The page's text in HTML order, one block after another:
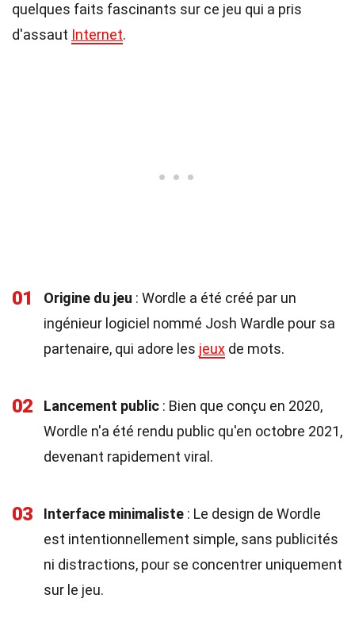
quelques faits fascinants sur ce jeu qui a pris
d'assaut Internet.
01 Origine du jeu : Wordle a été créé par un
ingénieur logiciel nommé Josh Wardle pour sa
partenaire, qui adore les jeux de mots.
02 Lancement public : Bien que conçu en 2020,
Wordle n'a été rendu public qu'en octobre 2021,
devenant rapidement viral.
03 Interface minimaliste : Le design de Wordle
est intentionnellement simple, sans publicités
ni distractions, pour se concentrer uniquement
sur le jeu.